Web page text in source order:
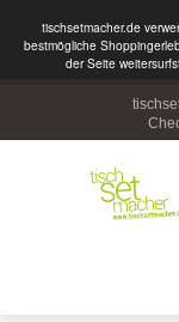
tischsetmacher.de
bestmögliche
der Seite